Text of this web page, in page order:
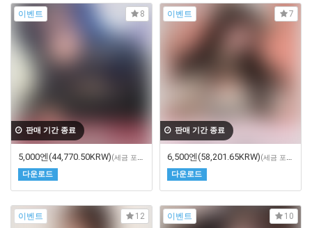
판매 기간 종료
5,000엔(44,770.50KRW)(세금 포함)
다운로드
이벤트 8
판매 기간 종료
6,500엔(58,201.65KRW)(세금 포함)
다운로드
이벤트 7
이벤트 12 이벤트 10